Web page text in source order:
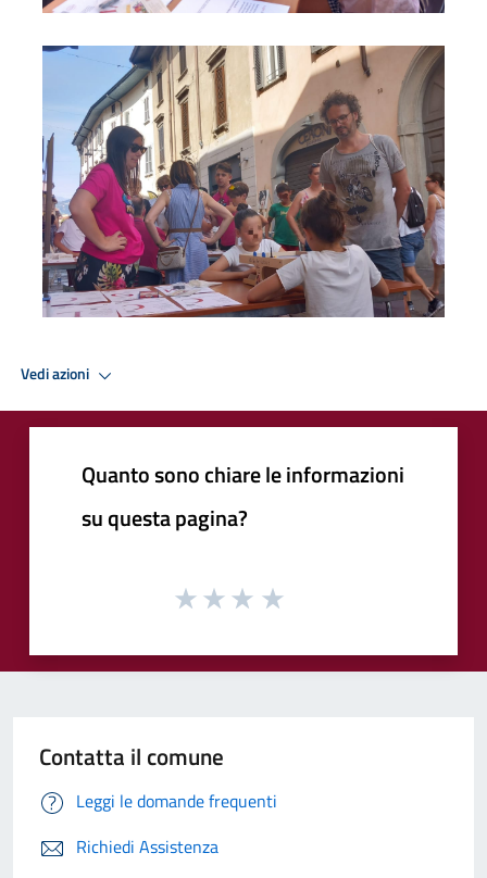
Foto06
Vedi azioni
Quanto sono chiare le informazioni
su questa pagina?
Contatta il comune
Leggi le domande frequenti
Richiedi Assistenza